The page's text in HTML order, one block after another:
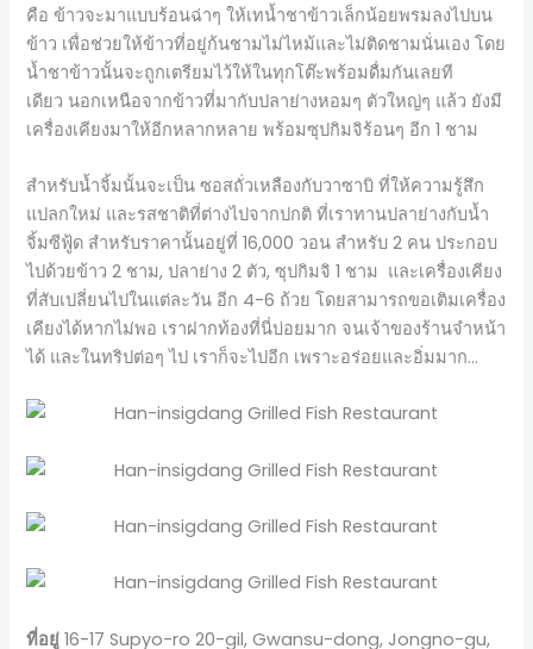
คือ ข้าวจะมาแบบร้อนฉ่าๆ ให้เทน้ำชาข้าวเล็กน้อยพรมลงไปบน
ข้าว เพื่อช่วยให้ข้าวที่อยู่ก้นชามไม่ไหม้และไม่ติดชามนั่นเอง โดย
น้ำชาข้าวนั้นจะถูกเตรียมไว้ให้ในทุกโต๊ะพร้อมดื่มกันเลยที
เดียว นอกเหนือจากข้าวที่มากับปลาย่างหอมๆ ตัวใหญ่ๆ แล้ว ยังมี
เครื่องเคียงมาให้อีกหลากหลาย พร้อมซุปกิมจิร้อนๆ อีก 1 ชาม
สำหรับน้ำจิ้มนั้นจะเป็น ซอสถั่วเหลืองกับวาซาบิ ที่ให้ความรู้สึก
แปลกใหม่ และรสชาติที่ต่างไปจากปกติ ที่เราทานปลาย่างกับน้ำ
จิ้มซีฟู้ด สำหรับราคานั้นอยู่ที่ 16,000 วอน สำหรับ 2 คน ประกอบ
ไปด้วยข้าว 2 ชาม, ปลาย่าง 2 ตัว, ซุปกิมจิ 1 ชาม และเครื่องเคียง
ที่สับเปลี่ยนไปในแต่ละวัน อีก 4-6 ถ้วย โดยสามารถขอเติมเครื่อง
เคียงได้หากไม่พอ เราฝากท้องที่นี่บ่อยมาก จนเจ้าของร้านจำหน้า
ได้ และในทริปต่อๆ ไป เราก็จะไปอีก เพราะอร่อยและอิ่มมาก…
ที่อยู่ 16-17 Supyo-ro 20-gil, Gwansu-dong, Jongno-gu,